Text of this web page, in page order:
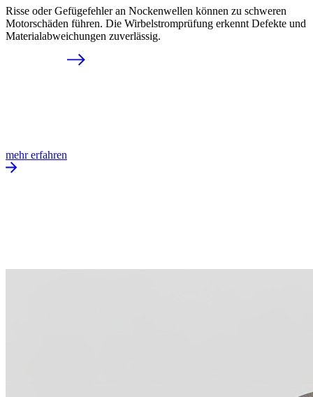
Risse oder Gefügefehler an Nockenwellen können zu schweren
Motorschäden führen. Die Wirbelstromprüfung erkennt Defekte und
Materialabweichungen zuverlässig.
mehr erfahren